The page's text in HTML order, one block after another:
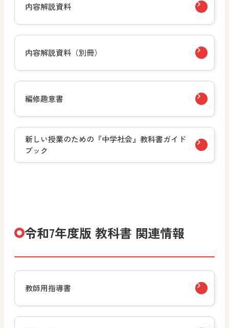
内容解説資料
内容解説資料（別冊）
編修趣意書
新しい授業のための『中学社会』教科書ガイド
ブック
令和7年度版 教科書 関連情報
教師用指導書